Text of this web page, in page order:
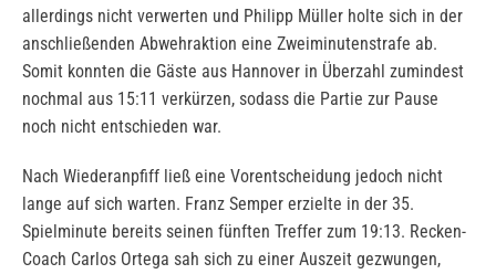
allerdings nicht verwerten und Philipp Müller holte sich in der
anschließenden Abwehraktion eine Zweiminutenstrafe ab.
Somit konnten die Gäste aus Hannover in Überzahl zumindest
nochmal aus 15:11 verkürzen, sodass die Partie zur Pause
noch nicht entschieden war.
Nach Wiederanpfiff ließ eine Vorentscheidung jedoch nicht
lange auf sich warten. Franz Semper erzielte in der 35.
Spielminute bereits seinen fünften Treffer zum 19:13. Recken-
Coach Carlos Ortega sah sich zu einer Auszeit gezwungen,